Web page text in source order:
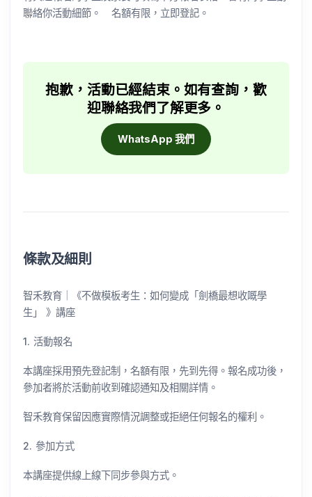
聯絡你活動細節。 名額有限，立即登記。
抱歉，活動已經結束。如有查詢，歡
迎聯絡我們了解更多。
WhatsApp 我們
條款及細則
智禾教育｜《不做模板考生：如何變成「劍橋最想收嘅學
生」 》講座
1. 活動報名
本講座採用預先登記制，名額有限，先到先得。報名成功後，
參加者將於活動前收到確認通知及相關詳情。
智禾教育保留因應實際情況調整或拒絕任何報名的權利。
2. 參加方式
本講座提供線上線下同步參與方式。